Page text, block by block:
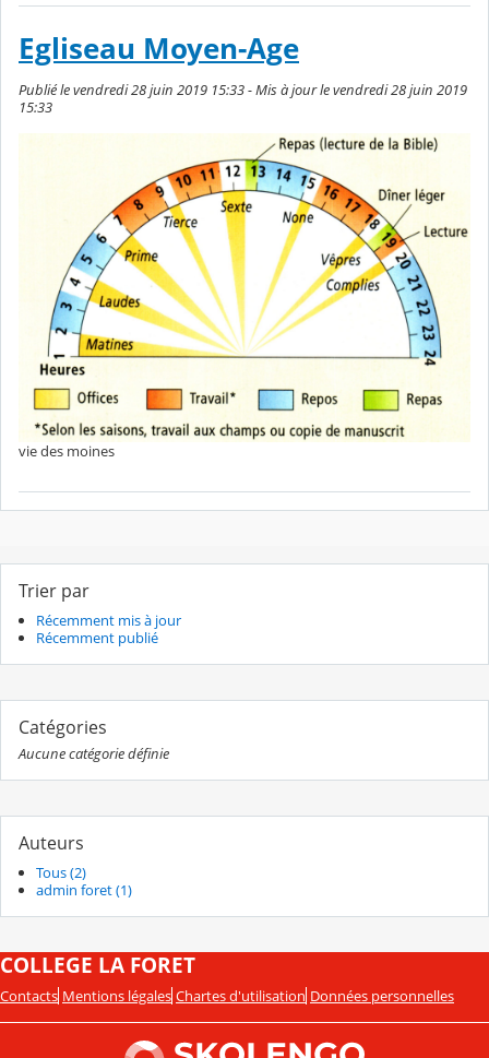
Egliseau Moyen-Age
Publié le vendredi 28 juin 2019 15:33 - Mis à jour le vendredi 28 juin 2019
15:33
vie des moines
Trier par
Récemment mis à jour
Récemment publié
Catégories
Aucune catégorie définie
Auteurs
Tous (2)
admin foret (1)
COLLEGE LA FORET
Contacts Mentions légales Chartes d'utilisation Données personnelles